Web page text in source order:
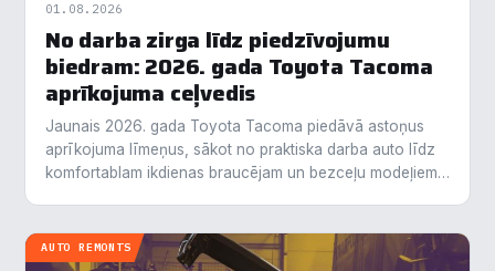
01.08.2026
No darba zirga līdz piedzīvojumu
biedram: 2026. gada Toyota Tacoma
aprīkojuma ceļvedis
Jaunais 2026. gada Toyota Tacoma piedāvā astoņus
aprīkojuma līmeņus, sākot no praktiska darba auto līdz
komfortablam ikdienas braucējam un bezceļu modeļiem.
AUTO REMONTS